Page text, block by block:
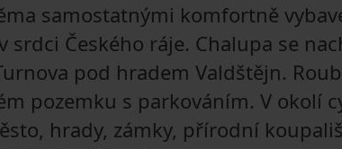
samostatnými komfortně
Českého ráje. Chalupa se
pod hradem Valdštějn.
pozemku s parkováním. V okolí
hrady, zámky, přírodní